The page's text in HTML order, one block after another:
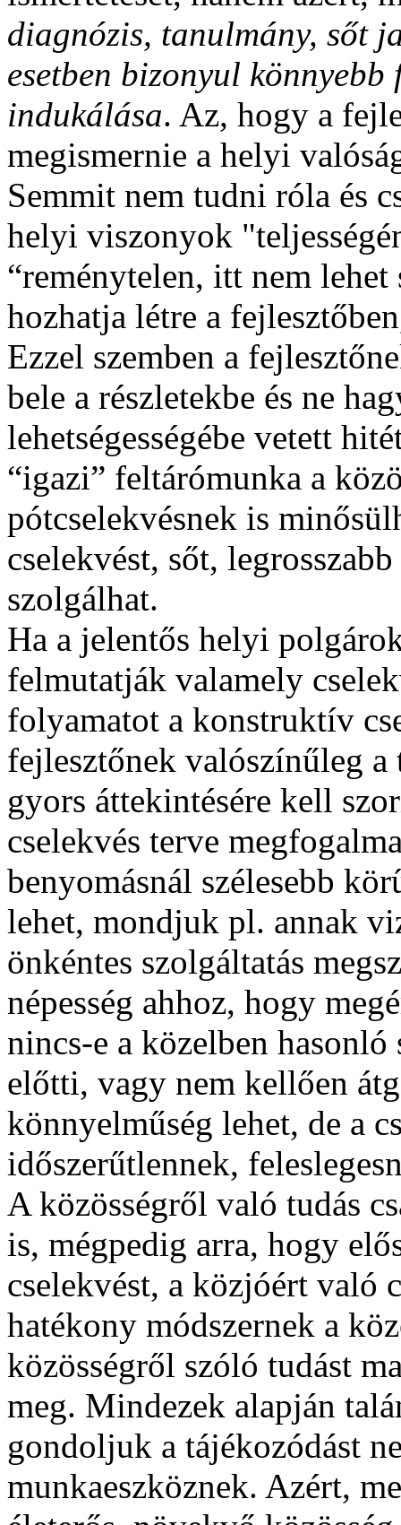
diagnózis, tanulmány, sőt
esetben bizonyul
indukálása. Az, hogy a
megismernie a helyi
Semmit nem tudni róla és
helyi viszonyok
“reménytelen, itt nem
hozhatja létre a
Ezzel szemben a
bele a részletekbe és ne
lehetségességébe vetett
“igazi” feltárómunka a
pótcselekvésnek is
cselekvést, sőt,
szolgálhat.
Ha a jelentős helyi
felmutatják valamely
folyamatot a konstruktív
fejlesztőnek valószínűleg
gyors áttekintésére kell
cselekvés terve
benyomásnál szélesebb
lehet, mondjuk pl. annak
önkéntes szolgáltatás
népesség ahhoz, hogy
nincs-e a közelben
előtti, vagy nem kellően
könnyelműség lehet, de a
időszerűtlennek,
A közösségről való tudás
is, mégpedig arra, hogy
cselekvést, a közjóért való
hatékony módszernek a
közösségről szóló tudást
meg. Mindezek alapján
gondoljuk a tájékozódást
munkaeszköznek. Azért,